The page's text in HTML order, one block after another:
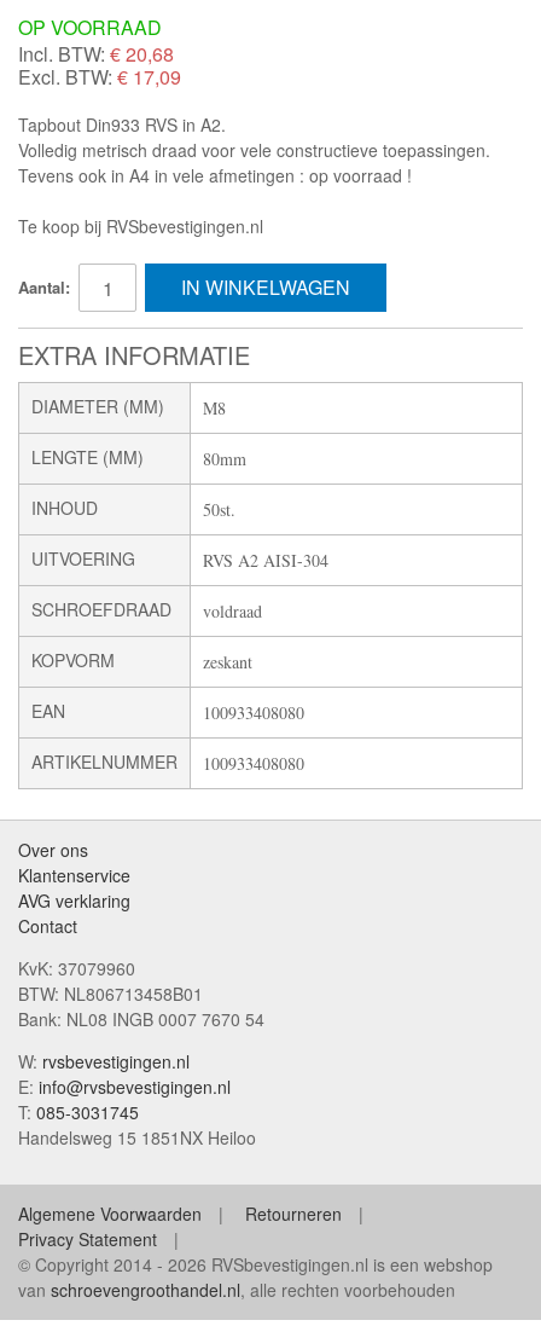
OP VOORRAAD
Incl. BTW: €20,68
Excl. BTW: € 17,09
Tapbout Din933 RVS in A2.
Volledig metrisch draad voor vele constructieve toepassingen.
Tevens ook in A4 in vele afmetingen : op voorraad !
Te koop bij RVSbevestigingen.nl
Aantal: IN WINKELWAGEN
EXTRA INFORMATIE
DIAMETER (MM) M8
LENGTE (MM) 80mm
INHOUD 50st.
UITVOERING RVS A2 AISI-304
SCHROEFDRAAD voldraad
KOPVORM zeskant
EAN 100933408080
ARTIKELNUMMER 100933408080
Over ons
Klantenservice
AVG verklaring
Contact
KvK: 37079960
BTW: NL806713458B01
Bank: NL08 INGB 0007 7670 54
W: rvsbevestigingen.nl
E: info@rvsbevestigingen.nl
T: 085-3031745
Handelsweg 15 1851NX Heiloo
Algemene Voorwaarden
Retourneren
Privacy Statement
© Copyright 2014 - 2026 RVSbevestigingen.nl is een webshop
van schroevengroothandel.nl, alle rechten voorbehouden